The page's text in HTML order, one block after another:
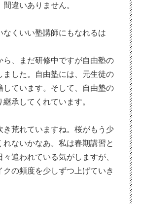
違いありません。
なくいい塾講師にもなれるは
ら、まだ研修中ですが自由塾の
ました。自由塾には、元生徒の
しています。そして、自由塾の
承してくれています。
き荒れていますね。桜がもう少
れないかなあ。私は春期講習と
追われている気がしますが、
クの頻度を少しずつ上げていき